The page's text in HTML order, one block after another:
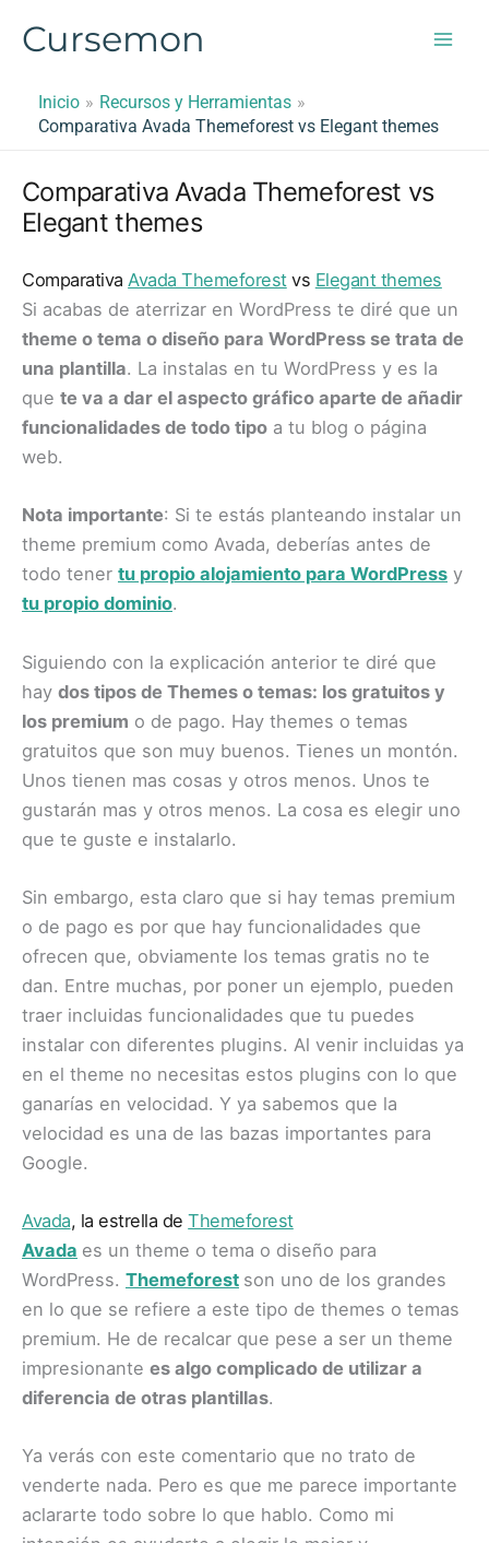
Cursemon
Inicio
Recursos y Herramientas
Comparativa Avada Themeforest vs Elegant themes
Comparativa Avada Themeforest vs
Elegant themes
ComparativaAvada Themeforestvs Elegant themes
Si acabas de aterrizar en WordPress te diré que un
theme o tema o diseño para WordPress se trata de
una plantilla. La instalas en tu WordPress y es la
que te va a dar el aspecto gráfico aparte de añadir
funcionalidades de todo tipo a tu blog o página
web.
Nota importante: Si te estás planteando instalar un
theme premium como Avada, deberías antes de
todo tener tu propio alojamiento para WordPress y
tu propio dominio.
Siguiendo con la explicación anterior te diré que
hay dos tipos de Themes o temas: los gratuitos y
los premium o de pago. Hay themes o temas
gratuitos que son muy buenos. Tienes un montón.
Unos tienen mas cosas y otros menos. Unos te
gustarán mas y otros menos. La cosa es elegir uno
que te guste e instalarlo.
Sin embargo, esta claro que si hay temas premium
o de pago es por que hay funcionalidades que
ofrecen que, obviamente los temas gratis no te
dan. Entre muchas, por poner un ejemplo, pueden
traer incluidas funcionalidades que tu puedes
instalar con diferentes plugins. Al venir incluidas ya
en el theme no necesitas estos plugins con lo que
ganarías en velocidad. Y ya sabemos que la
velocidad es una de las bazas importantes para
Google.​
Avada, la estrella deThemeforest
Avada es un theme o tema o diseño para
WordPress. Themeforest son uno de los grandes
en lo que se refiere a este tipo de themes o temas
premium. He de recalcar que pese a ser un theme
impresionante es algo complicado de utilizar a
diferencia de otras plantillas.
Ya verás con este comentario que no trato de
venderte nada. Pero es que me parece importante
aclararte todo sobre lo que hablo. Como mi